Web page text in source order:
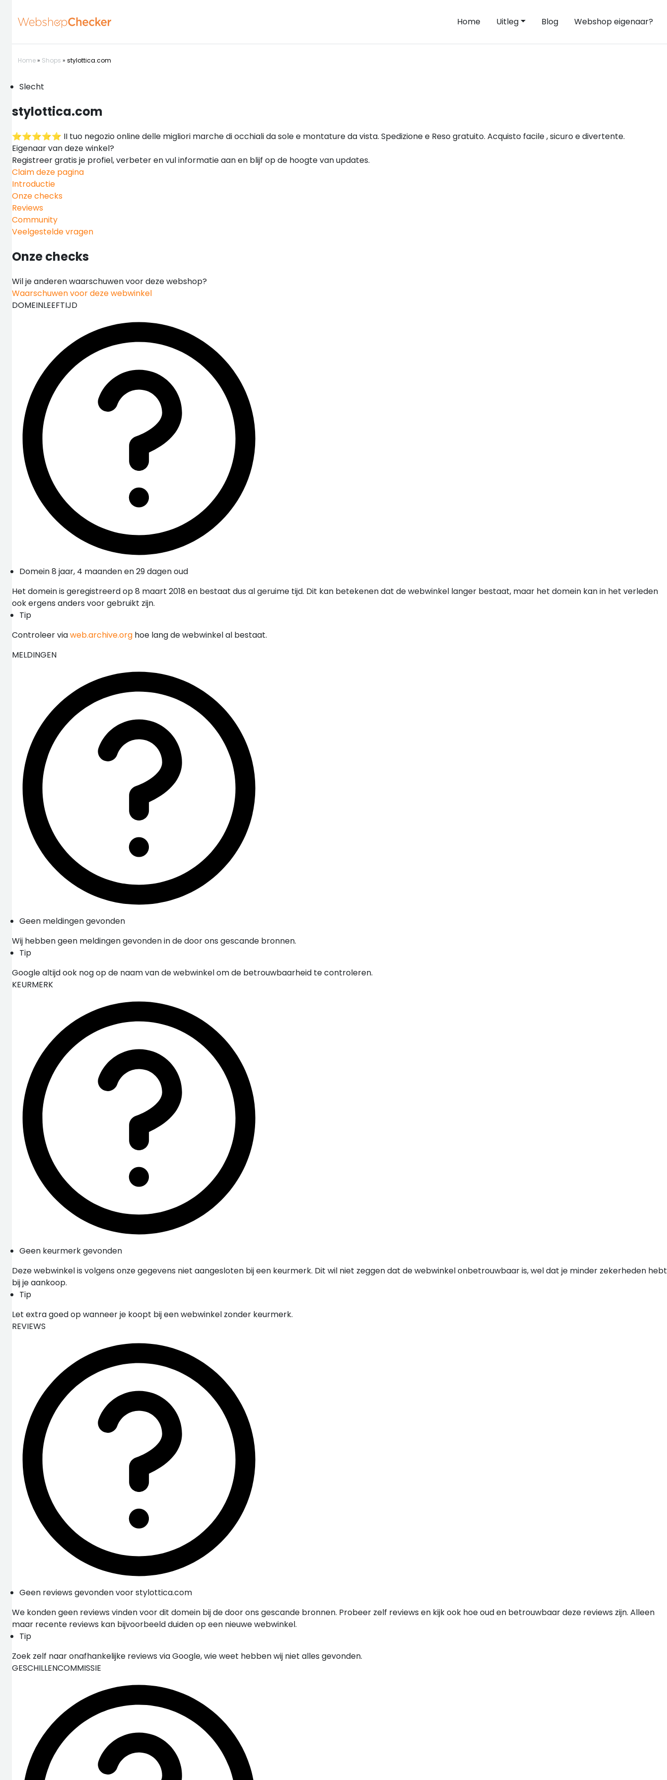
Home Uitleg Blog Webshop eigenaar?
Home» Shops » stylottica.com
Slecht
stylottica.com
⭐️⭐️⭐️⭐️⭐️ II tuo negozio online delle migliori marche di occhiali da sole e montature da vista. Spedizione e Reso gratuito. Acquisto facile , sicuro e divertente.
Eigenaar van deze winkel?
Registreer gratis je profiel, verbeter en vul informatie aan en blijf op de hoogte van updates.
Claim deze pagina
Introductie
Onze checks
Reviews
Community
Veelgestelde vragen
Onze checks
Wil je anderen waarschuwen voor deze webshop?
Waarschuwen voor deze webwinkel
DOMEINLEEFTIJD
Domein 8 jaar, 4 maanden en 29 dagen oud
Het domein is geregistreerd op 8 maart 2018 en bestaat dus al geruime tijd. Dit kan betekenen dat de webwinkel langer bestaat, maar het domein kan in het verleden
ook ergens anders voor gebruikt zijn.
Tip
Controleer viaweb.archive.org hoe lang de webwinkel al bestaat.
MELDINGEN
Geen meldingen gevonden
Wij hebben geen meldingen gevonden in de door ons gescande bronnen.
Tip
Google altijd ook nog op de naam van de webwinkel om de betrouwbaarheid te controleren.
KEURMERK
Geen keurmerk gevonden
Deze webwinkel is volgens onze gegevens niet aangesloten bij een keurmerk. Dit wil niet zeggen dat de webwinkel onbetrouwbaar is, wel dat je minder zekerheden hebt
bij je aankoop.
Tip
Let extra goed op wanneer je koopt bij een webwinkel zonder keurmerk.
REVIEWS
Geen reviews gevonden voor stylottica.com
We konden geen reviews vinden voor dit domein bij de door ons gescande bronnen. Probeer zelf reviews en kijk ook hoe oud en betrouwbaar deze reviews zijn. Alleen
maar recente reviews kan bijvoorbeeld duiden op een nieuwe webwinkel.
Tip
Zoek zelf naar onafhankelijke reviews via Google, wie weet hebben wij niet alles gevonden.
GESCHILLENCOMMISSIE